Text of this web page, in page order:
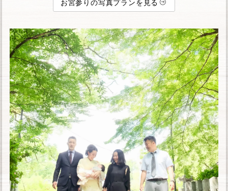
お宮参りの写真プランを見る